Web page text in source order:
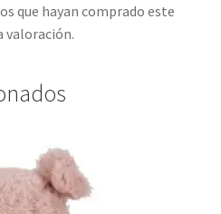
que hayan comprado este
valoración.